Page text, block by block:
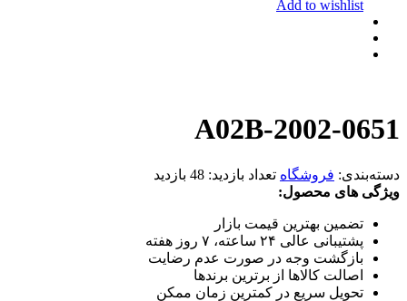
Add to wishlist
A02B-2002-0651
دسته‌بندی: فروشگاه تعداد بازدید: 48 بازدید
ویژگی های محصول:
تضمین بهترین قیمت بازار
پشتیبانی عالی ۲۴ ساعته، ۷ روز هفته
بازگشت وجه در صورت عدم رضایت
اصالت کالاها از برترین برندها
تحویل سریع در کمترین زمان ممکن